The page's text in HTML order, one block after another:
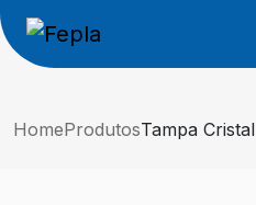
HomeProdutosTampa Cristal